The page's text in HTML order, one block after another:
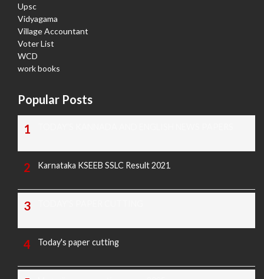
Upsc
Vidyagama
Village Accountant
Voter List
WCD
work books
Popular Posts
Karnataka KSEEB SSLC Result 2021
Today's paper cutting